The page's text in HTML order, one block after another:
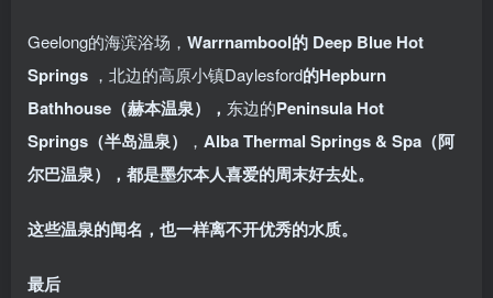
Geelong的海滨浴场， Warrnambool的 Deep Blue Hot
Springs ，北边的高原小镇Daylesford的Hepburn
Bathhouse（赫本温泉）， 东边的Peninsula Hot
Springs（半岛温泉）
， Alba Thermal Springs & Spa（阿
尔巴温泉），都是墨尔本人喜爱的周末好去处。
这些温泉的闻名，也一样离不开优秀的水质。
最后